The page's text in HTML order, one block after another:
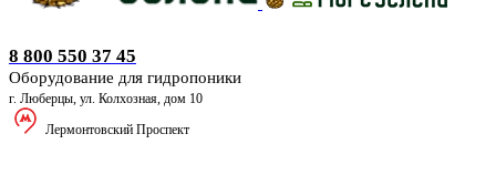
8 800 550 37 45
Оборудование для гидропоники
г. Люберцы, ул. Колхозная, дом 10
Лермонтовский Проспект